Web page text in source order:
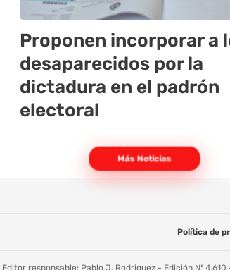
Proponen incorporar a
desaparecidos por la
dictadura en el padrón
electoral
Más Noticias
Política de
responsable: Pablo J. Rodriguez - Edición Nº